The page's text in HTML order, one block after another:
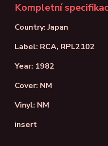
Kompletní
Country: Japan
Label: RCA, RPL2102
Year: 1982
Cover: NM
Vinyl: NM
insert